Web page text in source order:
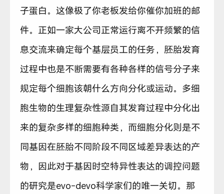
子蛋白。这像极了你老板发给你催你加班的邮
件。正如一家大公司正常运行离不开频繁的信
息交流来确定每个基层员工的任务，胚胎发育
过程中也是不断需要有各种各样的信号分子来
规定每个细胞该朝什么方向分化或运动。多细
胞生物的生理复杂性源自其发育过程中分化出
来的复杂多样的细胞种类，而细胞分化则是不
同基因在胚胎不同阶段不同区域差异表达的产
物，因此对于基因时空特异性表达的调控问题
的研究是evo-devo科学家们的唯一关切。那